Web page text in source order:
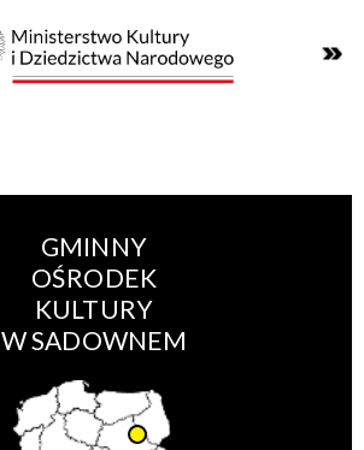
GMINNY
OŚRODEK
KULTURY
W SADOWNEM